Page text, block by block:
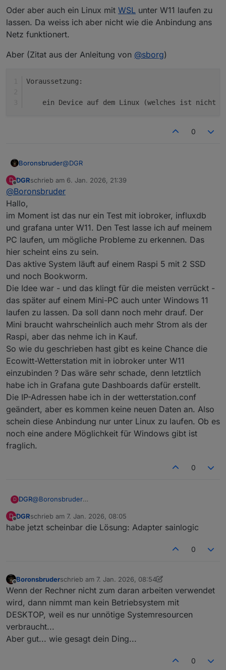
Oder aber auch ein Linux mit WSL unter W11 laufen zu
lassen. Da weiss ich aber nicht wie die Anbindung ans
Netz funktionert.
Aber (Zitat aus der Anleitung von @sborg)
Voraussetzung:
    ein Device auf dem Linux (welches ist nicht
0
Boronsbruder@DGR
Du muss nur die IP-Adressen von der Simple-
Api und evtl. der Rest API (wenn verwendet) in
W11 PC auf dem der IOBroker läuft ändern.
Stromsparenden Raspi auf W11 umzuziehen
nicht, aber das ist dein Ding...
Den Raspi brauchst du weiterhin, um das Skript
auszuführen, da ein Shell-Skript unter Linux
läuft.
Alternativen für den Raspi wären:
Es gibt die Möglichkeit eine Virtualierung unter
Windows 11 laufen zu lassen, die das Linux
beherbergt.
Oder aber auch ein Linux mit WSL
unter W11
laufen zu lassen. Da weiss ich aber nicht wie die
Anbindung ans Netz funktionert.
Aber (Zitat aus der Anleitung von
Voraussetzung:
D
Offline
DGRschrieb am 6. Jan. 2026, 21:39
zuletzt editiert von
@Boronsbruder
Hallo,
im Moment ist das nur ein Test mit iobroker, influxdb
und grafana unter W11. Den Test lasse ich auf meinem
PC laufen, um mögliche Probleme zu erkennen. Das
hier scheint eins zu sein.
Das aktive System läuft auf einem Raspi 5 mit 2 SSD
und noch Bookworm.
Die Idee war - und das klingt für die meisten verrückt -
das später auf einem Mini-PC auch unter Windows 11
laufen zu lassen. Da soll dann noch mehr drauf. Der
Mini braucht wahrscheinlich auch mehr Strom als der
Raspi, aber das nehme ich in Kauf.
So wie du geschrieben hast gibt es keine Chance die
Ecowitt-Wetterstation mit in iobroker unter W11
einzubinden ? Das wäre sehr schade, denn letztlich
habe ich in Grafana gute Dashboards dafür erstellt.
Die IP-Adressen habe ich in der wetterstation.conf
geändert, aber es kommen keine neuen Daten an. Also
schein diese Anbindung nur unter Linux zu laufen. Ob es
noch eine andere Möglichkeit für Windows gibt ist
fraglich.
0
D DGR@Boronsbruder
im Moment ist das nur ein Test mit iobroker, influxdb und
grafana unter W11. Den Test lasse ich auf meinem PC
Die Idee war - und das klingt für die meisten verrückt -
das später auf einem Mini-PC auch unter Windows 11
laufen zu lassen. Da soll dann noch mehr drauf. Der Mini
braucht wahrscheinlich auch mehr Strom als der Raspi,
aber das nehme ich in Kauf.
So wie du geschrieben hast gibt es keine Chance die
einzubinden ? Das wäre sehr schade, denn letztlich habe
Die IP-Adressen habe ich in der wetterstation.conf
D
Offline
DGRschrieb am 7. Jan. 2026, 08:05
zuletzt editiert von
habe jetzt scheinbar die Lösung: Adapter sainlogic
0
Offline
Boronsbruderschrieb am 7. Jan. 2026, 08:54
zuletzt editiert von Boronsbruder
Wenn der Rechner nicht zum daran arbeiten verwendet
wird, dann nimmt man kein Betriebsystem mit
DESKTOP, weil es nur unnötige Systemresourcen
verbraucht...
Aber gut... wie gesagt dein Ding...
0